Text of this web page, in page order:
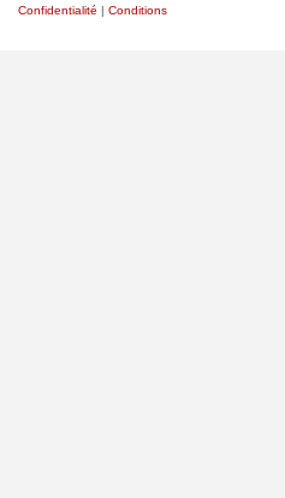
Confidentialité | Conditions